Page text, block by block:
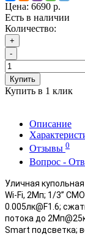
Цена: 6690 р.
Есть в наличии
Количество:
+
-
Купить
Купить в 1 клик
Описание
Отзывы 0
Вопрос -
Уличная
Wi-Fi, 2Мп; 1/3”
0.005лк@F1.6;
потока до
Smart подсветка;